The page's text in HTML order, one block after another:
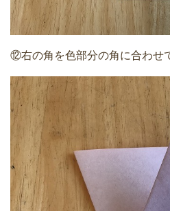
⑫右の角を色部分の角に合わせ